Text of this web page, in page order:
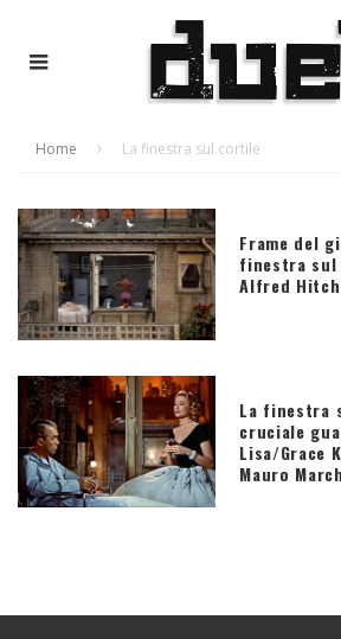
Home La finestra sul cortile
Frame del
finestra
Alfred
La finestra
cruciale
Lisa/Grace
Mauro